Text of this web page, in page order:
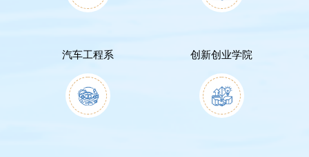
汽车工程系 创新创业学院